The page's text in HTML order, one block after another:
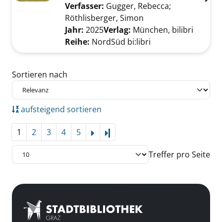
Verfasser: Gugger, Rebecca;
Röthlisberger, Simon
Jahr: 2025Verlag: München, bilibri
Reihe: NordSüd bi:libri
Zu den Suchfiltern springen
Sortieren nach
aufsteigend sortieren
1 2 3 4 5
Treffer pro Seite